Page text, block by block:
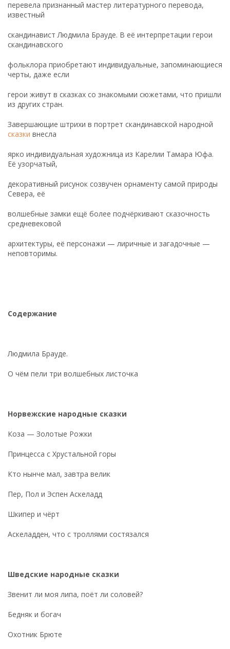
перевела признанный мастер литературного перевода,
известный
скандинавист Людмила Брауде. В её интерпретации герои
скандинавского
фольклора приобретают индивидуальные, запоминающиеся
черты, даже если
герои живут в сказках со знакомыми сюжетами, что пришли
из других стран.
Заверша­ющие штрихи в портрет скандинавской народной
сказки внес­ла
ярко индивидуальная художница из Карелии Тамара Юфа.
Её узорчатый,
декоративный рисунок созвучен орнаменту самой природы
Севера, её
волшебные замки ещё более подчёркивают сказочность
средневековой
архитектуры, её персонажи — лиричные и загадочные —
неповторимы.
Содержание
Людмила Брауде.
О чём пели три волшебных листочка
Норвежские народные сказки
Коза — Золотые Рожки
Принцесса с Хрустальной горы
Кто нынче мал, завтра велик
Пер, Пол и Эспен Аскеладд
Шкипер и чёрт
Аскеладден, что с троллями состязался
Шведские народные сказки
Звенит ли моя липа, поёт ли соловей?
Бедняк и богач
Охотник Брюте